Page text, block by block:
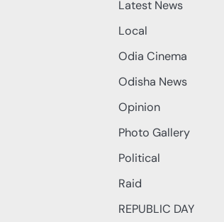
Latest News
Local
Odia Cinema
Odisha News
Opinion
Photo Gallery
Political
Raid
REPUBLIC DAY